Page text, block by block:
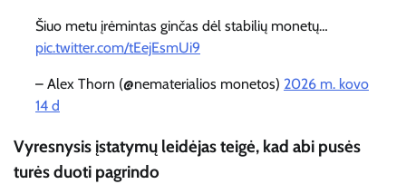
Šiuo metu įrėmintas ginčas dėl stabilių monetų…
pic.twitter.com/tEejEsmUi9
– Alex Thorn (@nematerialios monetos) 2026 m. kovo
14 d
Vyresnysis įstatymų leidėjas teigė, kad abi pusės
turės duoti pagrindo